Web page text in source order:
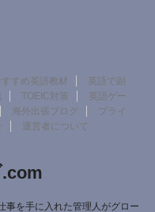
すすめ英語教材
英語で副
TOEIC対策
英語ゲー
海外出張ブログ
プライ
運営者について
事を手に入れた管理人がグロー